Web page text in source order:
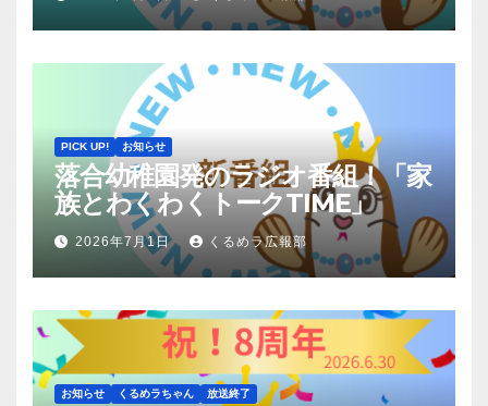
PICK UP! お知らせ
落合幼稚園発のラジオ番組！「家
族とわくわくトークTIME」
2026年7月1日 くるめラ広報部
お知らせ くるめラちゃん 放送終了